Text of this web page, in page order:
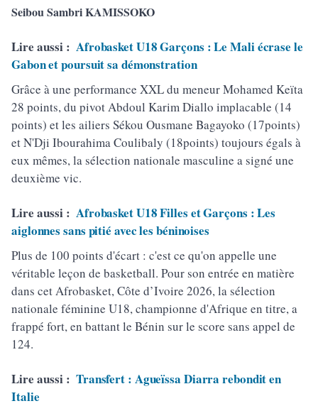
Seibou Sambri KAMISSOKO
Lire aussi : Afrobasket U18 Garçons : Le Mali écrase le
Gabon et poursuit sa démonstration
Grâce à une performance XXL du meneur Mohamed Keïta
28 points, du pivot Abdoul Karim Diallo implacable (14
points) et les ailiers Sékou Ousmane Bagayoko (17points)
et N'Dji Ibourahima Coulibaly (18points) toujours égals à
eux mêmes, la sélection nationale masculine a signé une
deuxième vic.
Lire aussi : Afrobasket U18 Filles et Garçons : Les
aiglonnes sans pitié avec les béninoises
Plus de 100 points d'écart : c'est ce qu'on appelle une
véritable leçon de basketball. Pour son entrée en matière
dans cet Afrobasket, Côte d’Ivoire 2026, la sélection
nationale féminine U18, championne d'Afrique en titre, a
frappé fort, en battant le Bénin sur le score sans appel de
124.
Lire aussi : Transfert : Agueïssa Diarra rebondit en
Italie